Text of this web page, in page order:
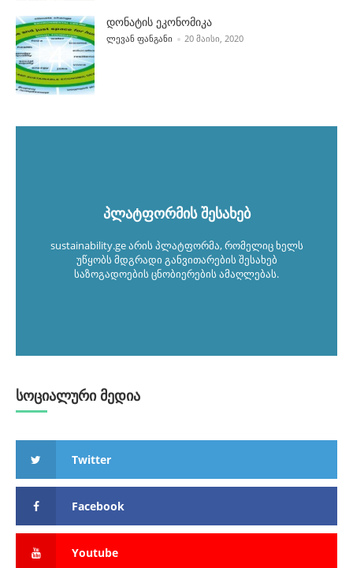
დონატის ეკონომიკა
POSTED BY
ᲚᲔᲕᲐᲜ ᲤᲐᲜᲒᲐᲜᲘ 20 ᲛᲐᲘᲡᲘ, 2020
პლატფორმის შესახებ
sustainability.ge არის პლატფორმა, რომელიც ხელს
უწყობს მდგრადი განვითარების შესახებ
საზოგადოების ცნობიერების ამაღლებას.
სოციალური მედია
Twitter
Facebook
Youtube